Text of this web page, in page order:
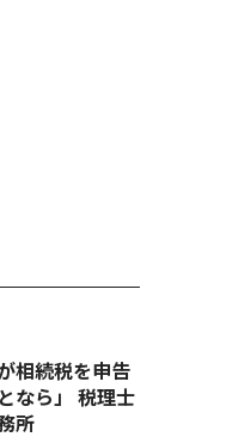
相続税を申告
なら」 税理士
所